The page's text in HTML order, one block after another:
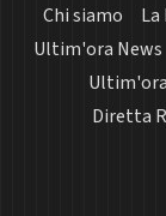
Chi siamo La
Ultim'ora News
Diretta